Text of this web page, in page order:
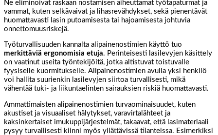
Ne eliminoivat raskaan nostamisen aiheuttamat työtapaturmat ja
vammat, kuten selkävaivat ja lihasrevähdykset, sekä pienentävät
huomattavasti lasin putoamisesta tai hajoamisesta johtuvia
onnettomuusriskejä.
Työturvallisuuden kannalta alipainenostimien käyttö tuo
merkittäviä ergonomisia etuja. Perinteisesti lasilevyjen käsittely
on vaatinut useita työntekijöitä, jotka altistuvat toistuvalle
fyysiselle kuormitukselle. Alipainenostimien avulla yksi henkilö
voi hallita suurienkin lasilevyjen siirtoa turvallisesti, mikä
vähentää tuki- ja liikuntaelinten sairauksien riskiä huomattavasti.
Ammattimaisten alipainenostimien turvaominaisuudet, kuten
akustiset ja visuaaliset hälytykset, varavirtalähteet ja
kaksinkertaiset imukuppijärjestelmät, takaavat, että lasimateriaali
pysyy turvallisesti kiinni myös yllättävissä tilanteissa. Esimerkiksi